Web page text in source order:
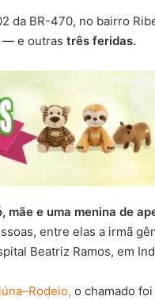
da BR-470, no bairro
— e outras três feridas.
mãe e uma menina de
entre elas a irmã
Beatriz Ramos, em
o chamado